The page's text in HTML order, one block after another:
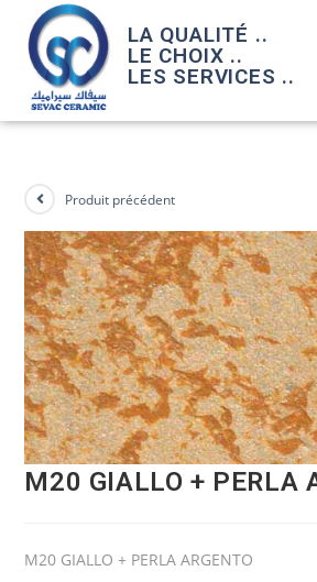
LA QUALITÉ ..
LE CHOIX ..
LES SERVICES ..
Produit précédent
M20 GIALLO + PERLA
M20 GIALLO + PERLA ARGENTO